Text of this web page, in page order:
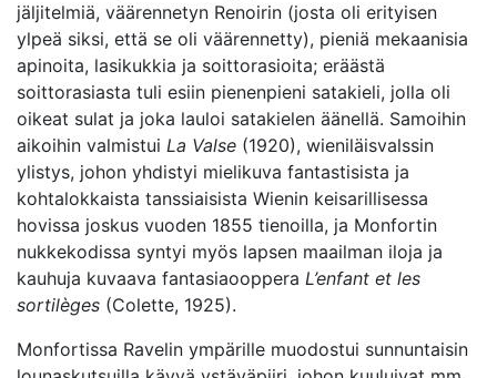
jäljitelmiä, väärennetyn Renoirin (josta oli erityisen
ylpeä siksi, että se oli väärennetty), pieniä mekaanisia
apinoita, lasikukkia ja soittorasioita; eräästä
soittorasiasta tuli esiin pienenpieni satakieli, jolla oli
oikeat sulat ja joka lauloi satakielen äänellä. Samoihin
aikoihin valmistui La Valse (1920), wieniläisvalssin
ylistys, johon yhdistyi mielikuva fantastisista ja
kohtalokkaista tanssiaisista Wienin keisarillisessa
hovissa joskus vuoden 1855 tienoilla, ja Monfortin
nukkekodissa syntyi myös lapsen maailman iloja ja
kauhuja kuvaava fantasiaooppera L’enfant et les
sortilèges (Colette, 1925).
Monfortissa Ravelin ympärille muodostui sunnuntaisin